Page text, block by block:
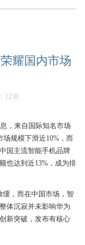
耀国内市场
1230
，来自国际知名市场
场规模下滑近10%，而
国主流智能手机品牌
也达到近13%，成为排
缓，而在中国市场，智
体沉寂并未影响华为
新突破，发布有核心